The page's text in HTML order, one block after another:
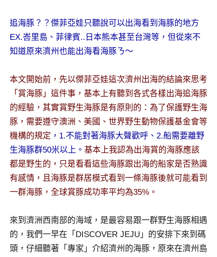
景
目
主
吳
哥
泰
國
旅
遊
書
者、
各
表
會
及
活
追海豚？？傑菲亞娃只聽說可以出海看到海豚的地方
EX.峇里島、菲律賓..日本熊本甚至台灣等，但從來不
知道原來濟州也能出海看海豚ㄋ～
本文開始前，先以傑菲亞娃這次濟州出海的結論來思考
「賞海豚」這件事，基本上有聽到各式各樣出海追海豚
的經驗，其實賞野生海豚是有原則的：為了保護野生海
豚，需要遵守澳洲、美國、世界野生動物保護基金會等
機構的規定 ，1.不能對著海豚大聲歡呼、2.船需要離野
生海豚群50米以上。 基本上我認為出海賞的海豚應該
都是野生的，只是看看這些海豚跟出海的船家是否熟識
有感情，且海豚是群居模式看到一條海豚後就可能看到
一群海豚，全球賞豚成功率平均為35%。
來到濟洲西南部的海域，是最容易跟一群野生海豚相遇
的，我們一早在「DISCOVER JEJU」的安排下來到碼
頭，仔細聽著「專家」介紹濟州的海豚，原來在濟州島